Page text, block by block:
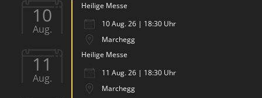
10
Aug.
Heilige Messe
10 Aug. 26 | 18:30 Uhr
Marchegg
11
Aug.
Heilige Messe
11 Aug. 26 | 18:30 Uhr
Marchegg